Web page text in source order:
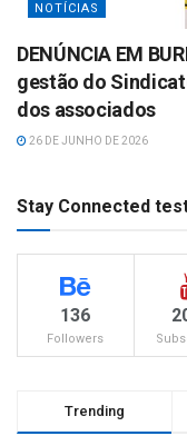
NOTÍCIAS
DENÚNCIA EM
gestão do
dos associados
26 DE JUNHO DE 2026
Stay Connected
136
Followers
Trending